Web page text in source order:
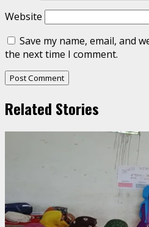
Website
Save my name, email, and
the next time I comment.
Related Stories